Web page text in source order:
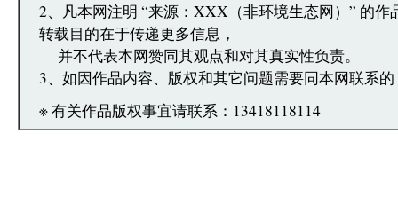
2、凡本网注明 “来源：XXX（非环境生态网）” 的作
转载目的在于传递更多信息，
并不代表本网赞同其观点和对其真实性负责。
3、如因作品内容、版权和其它问题需要同本网联系
※ 有关作品版权事宜请联系：13418118114